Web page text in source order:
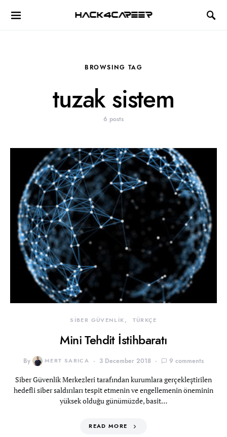
Hack4Career
BROWSING TAG
tuzak sistem
6 posts
SİBER GÜVENLİK TÜRKÇE
Mini Tehdit İstihbaratı
By MERT SARICA 3 December 2018 9 comments
Siber Güvenlik Merkezleri tarafından kurumlara gerçekleştirilen
hedefli siber saldırıları tespit etmenin ve engellemenin öneminin
yüksek olduğu günümüzde, basit…
READ MORE